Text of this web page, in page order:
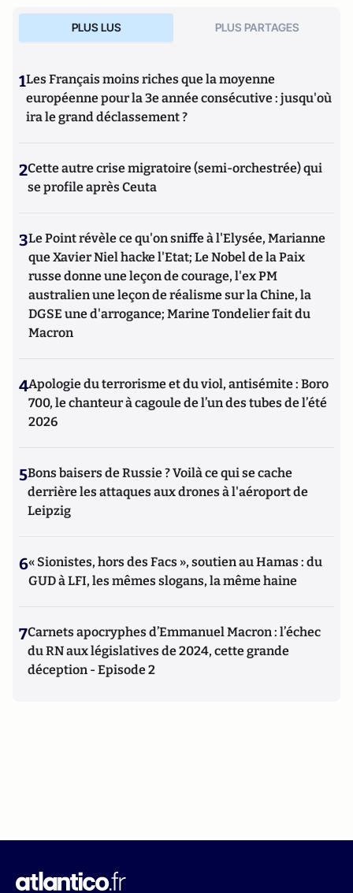
PLUS LUS PLUS PARTAGES
1Les Français moins riches que la moyenne
européenne pour la 3e année consécutive : jusqu'où
ira le grand déclassement ?
2Cette autre crise migratoire (semi-orchestrée) qui
se profile après Ceuta
3Le Point révèle ce qu'on sniffe à l'Elysée, Marianne
que Xavier Niel hacke l'Etat; Le Nobel de la Paix
russe donne une leçon de courage, l'ex PM
australien une leçon de réalisme sur la Chine, la
DGSE une d'arrogance; Marine Tondelier fait du
Macron
4Apologie du terrorisme et du viol, antisémite : Boro
700, le chanteur à cagoule de l’un des tubes de l’été
2026
5Bons baisers de Russie ? Voilà ce qui se cache
derrière les attaques aux drones à l'aéroport de
Leipzig
6« Sionistes, hors des Facs », soutien au Hamas : du
GUD à LFI, les mêmes slogans, la même haine
7Carnets apocryphes d’Emmanuel Macron : l’échec
du RN aux législatives de 2024, cette grande
déception - Episode 2